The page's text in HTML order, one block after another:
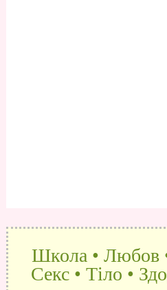
Школа • Любов
Секс • Тіло •